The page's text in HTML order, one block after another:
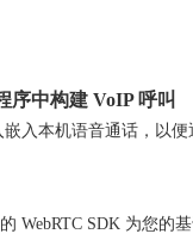
序中构建 VoIP 呼叫
入本机语音通话，以
WebRTC SDK 为您的